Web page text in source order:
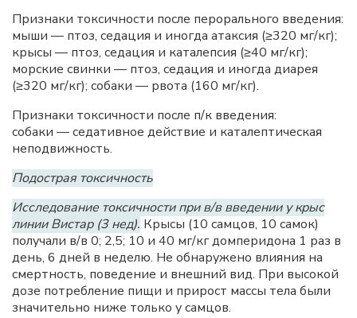
Признаки токсичности после перорального введения:
мыши — птоз, седация и иногда атаксия (≥320 мг/кг);
крысы — птоз, седация и каталепсия (≥40 мг/кг);
морские свинки — птоз, седация и иногда диарея
(≥320 мг/кг); собаки — рвота (160 мг/кг).
Признаки токсичности после п/к введения:
собаки — седативное действие и каталептическая
неподвижность.
Подострая токсичность
Исследование токсичности при в/в введении у крыс
линии Вистар (3 нед). Крысы (10 самцов, 10 самок)
получали в/в 0; 2,5; 10 и 40 мг/кг домперидона 1 раз в
день, 6 дней в неделю. Не обнаружено влияния на
смертность, поведение и внешний вид. При высокой
дозе потребление пищи и прирост массы тела были
значительно ниже только у самцов.